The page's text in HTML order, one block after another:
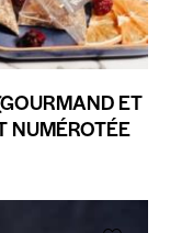
ET
NUMÉROTÉE